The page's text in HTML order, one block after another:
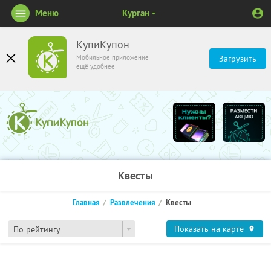
КупиКупон
Мобильное приложение
ещё удобнее
Загрузить
Меню Курган
Квесты
По рейтингу
Главная Развлечения Квесты
Показать на карте